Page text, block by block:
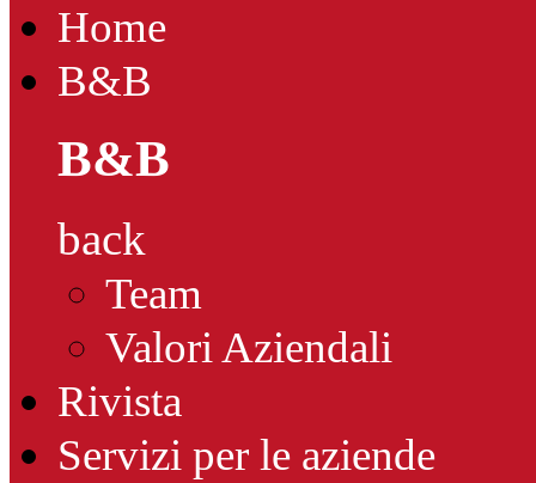
Home
B&B
B&B
back
Team
Valori Aziendali
Rivista
Servizi per le aziende